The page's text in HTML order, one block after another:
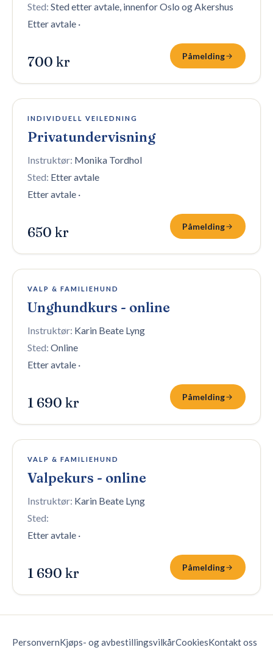
Sted: Sted etter avtale, innenfor Oslo og Akershus
Etter avtale ·
700 kr Påmelding
10 plasser igjen
INDIVIDUELL VEILEDNING
Privatundervisning
Instruktør: Monika Tordhol
Sted: Etter avtale
Etter avtale ·
650 kr Påmelding
100 plasser igjen
VALP & FAMILIEHUND
Unghundkurs - online
Instruktør: Karin Beate Lyng
Sted: Online
Etter avtale ·
1 690 kr Påmelding
100 plasser igjen
VALP & FAMILIEHUND
Valpekurs - online
Instruktør: Karin Beate Lyng
Sted:
Etter avtale ·
1 690 kr Påmelding
PersonvernKjøps- og avbestillingsvilkårCookiesKontakt oss